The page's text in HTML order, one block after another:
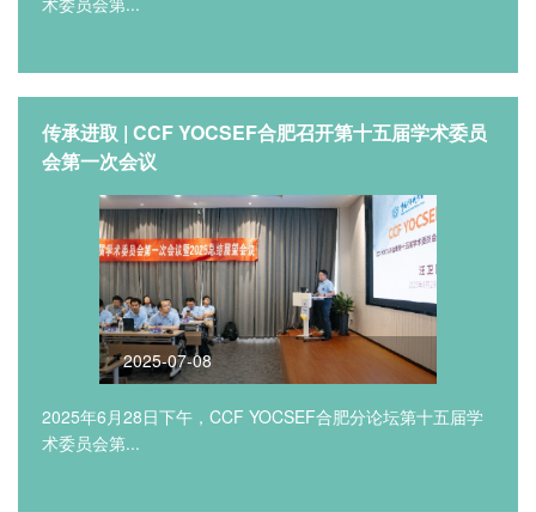
传承进取 | CCF YOCSEF合肥召开第十五届学术委员
会第一次会议
2025-07-08
2025年6月28日下午，CCF YOCSEF合肥分论坛第十五届学
术委员会第...